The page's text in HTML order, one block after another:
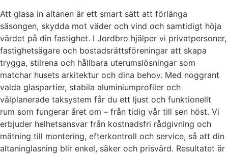
Att glasa in altanen är ett smart sätt att förlänga
säsongen, skydda mot väder och vind och samtidigt höja
värdet på din fastighet. I Jordbro hjälper vi privatpersoner,
fastighetsägare och bostadsrättsföreningar att skapa
trygga, stilrena och hållbara uterumslösningar som
matchar husets arkitektur och dina behov. Med noggrant
valda glaspartier, stabila aluminiumprofiler och
välplanerade taksystem får du ett ljust och funktionellt
rum som fungerar året om – från tidig vår till sen höst. Vi
erbjuder helhetsansvar från kostnadsfri rådgivning och
mätning till montering, efterkontroll och service, så att din
altaninglasning blir enkel, säker och prisvärd. Resultatet är